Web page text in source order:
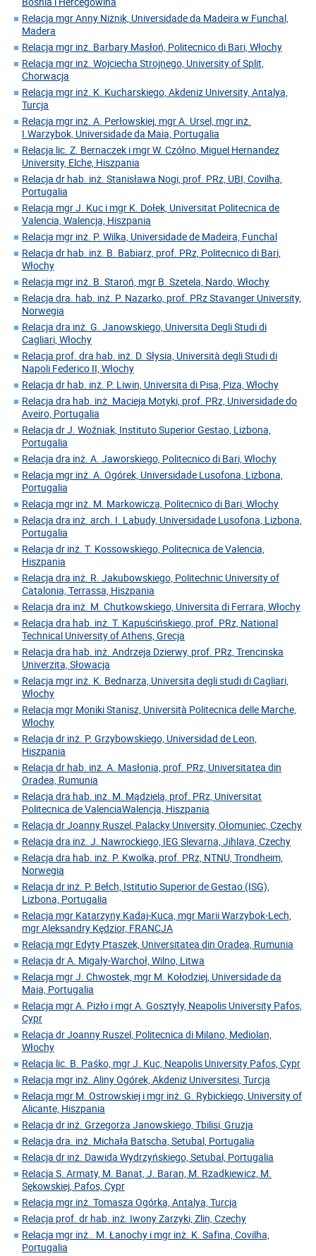
Relacja mgr Anny Niżnik, Universidade da Madeira w Funchal,
Madera
Relacja mgr inż. Barbary Masłoń, Politecnico di Bari, Włochy
Relacja mgr inż. Wojciecha Strojnego, University of Split,
Chorwacja
Relacja mgr inż. K. Kucharskiego, Akdeniz University, Antalya,
Turcja
Relacja mgr inż. A. Perłowskiej, mgr A. Ursel, mgr inż.
I.Warzybok, Universidade da Maia, Portugalia
Relacja lic. Z. Bernaczek i mgr W. Czółno, Miguel Hernandez
University, Elche, Hiszpania
Relacja dr hab. inż. Stanisława Nogi, prof. PRz, UBI, Covilha,
Portugalia
Relacja mgr J. Kuc i mgr K. Dołek, Universitat Politecnica de
Valencia, Walencja, Hiszpania
Relacja mgr inż. P. Wilka, Universidade de Madeira, Funchal
Relacja dr hab. inż. B. Babiarz, prof. PRz, Politecnico di Bari,
Włochy
Relacja mgr inż. B. Staroń, mgr B. Szetela, Nardo, Włochy
Relacja dra. hab. inż. P. Nazarko, prof. PRz Stavanger University,
Norwegia
Relacja dra inż. G. Janowskiego, Universita Degli Studi di
Cagliari, Włochy
Relacja prof. dra hab. inż. D. Słysia, Università degli Studi di
Napoli Federico II, Włochy
Relacja dr hab. inż. P. Liwin, Universita di Pisa, Piza, Włochy
Relacja dra hab. inż. Macieja Motyki, prof. PRz, Universidade do
Aveiro, Portugalia
Relacja dr J. Woźniak, Instituto Superior Gestao, Lizbona,
Portugalia
Relacja dra inż. A. Jaworskiego, Politecnico di Bari, Włochy
Relacja mgr inż. A. Ogórek, Universidade Lusofona, Lizbona,
Portugalia
Relacja mgr inż. M. Markowicza, Politecnico di Bari, Włochy
Relacja dra inż. arch. I. Labudy, Universidade Lusofona, Lizbona,
Portugalia
Relacja dr inż. T. Kossowskiego, Politecnica de Valencia,
Hiszpania
Relacja dra inż. R. Jakubowskiego, Politechnic University of
Catalonia, Terrassa, Hiszpania
Relacja dra inż. M. Chutkowskiego, Universita di Ferrara, Włochy
Relacja dra hab. inż. T. Kapuścińskiego, prof. PRz, National
Technical University of Athens, Grecja
Relacja dra hab. inż. Andrzeja Dzierwy, prof. PRz, Trencinska
Univerzita, Słowacja
Relacja mgr inż. K. Bednarza, Universita degli studi di Cagliari,
Włochy
Relacja mgr Moniki Stanisz, Università Politecnica delle Marche,
Włochy
Relacja dr inż. P. Grzybowskiego, Universidad de Leon,
Hiszpania
Relacja dr hab. inż. A. Masłonia, prof. PRz, Universitatea din
Oradea, Rumunia
Relacja dra hab. inż. M. Mądziela, prof. PRz, Universitat
Politecnica de ValenciaWalencja, Hiszpania
Relacja dr Joanny Ruszel, Palacky University, Ołomuniec, Czechy
Relacja dra inż. J. Nawrockiego, IEG Slevarna, Jihlava, Czechy
Relacja dra hab. inż. P. Kwolka, prof. PRz, NTNU, Trondheim,
Norwegia
Relacja dr inż. P. Bełch, Istitutio Superior de Gestao (ISG),
Lizbona, Portugalia
Relacja mgr Katarzyny Kadaj-Kuca, mgr Marii Warzybok-Lech,
mgr Aleksandry Kędzior, FRANCJA
Relacja mgr Edyty Ptaszek, Universitatea din Oradea, Rumunia
Relacja dr A. Migały-Warchoł, Wilno, Litwa
Relacja mgr J. Chwostek, mgr M. Kołodziej, Universidade da
Maia, Portugalia
Relacja mgr A. Pizło i mgr A. Gosztyły, Neapolis University Pafos,
Cypr
Relacja dr Joanny Ruszel, Politecnica di Milano, Mediolan,
Włochy
Relacja lic. B. Paśko, mgr J. Kuc, Neapolis University Pafos, Cypr
Relacja mgr inż. Aliny Ogórek, Akdeniz Universitesi, Turcja
Relacja mgr M. Ostrowskiej i mgr inż. G. Rybickiego, University of
Alicante, Hiszpania
Relacja dr inż. Grzegorza Janowskiego, Tbilisi, Gruzja
Relacja dra. inż. Michała Batscha, Setubal, Portugalia
Relacja dr inż. Dawida Wydrzyńskiego, Setubal, Portugalia
Relacja S. Armaty, M. Banat, J. Baran, M. Rzadkiewicz, M.
Sękowskiej, Pafos, Cypr
Relacja mgr inż. Tomasza Ogórka, Antalya, Turcja
Relacja prof. dr hab. inż. Iwony Zarzyki, Zlin, Czechy
Relacja mgr inż.. M. Łanochy i mgr inż. K. Safina, Covilha,
Portugalia